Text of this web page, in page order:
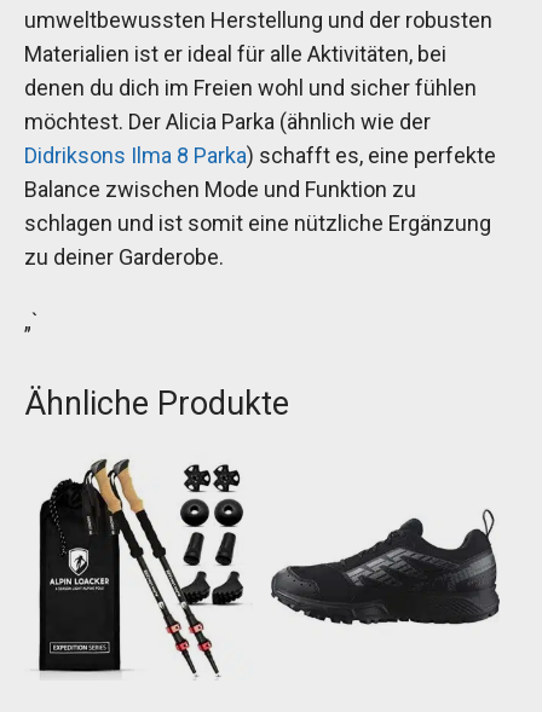
umweltbewussten Herstellung und der robusten
Materialien ist er ideal für alle Aktivitäten, bei
denen du dich im Freien wohl und sicher fühlen
möchtest. Der Alicia Parka (ähnlich wie der
Didriksons Ilma 8 Parka) schafft es, eine perfekte
Balance zwischen Mode und Funktion zu
schlagen und ist somit eine nützliche Ergänzung
zu deiner Garderobe.
„`
Ähnliche Produkte